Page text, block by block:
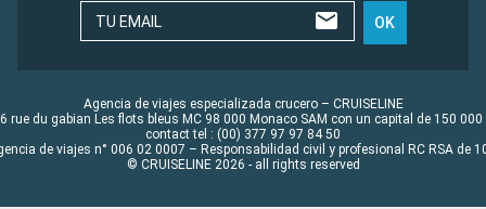
TU EMAIL OK
Agencia de viajes especializada crucero – CRUISELINE
rue du gabian Les flots bleus MC 98 000 Monaco SAM con un capital de 150 000
contact tel : (00) 377 97 97 84 50
de viajes n° 006 02 0007 – Responsabilidad civil y profesional RC RSA de
© CRUISELINE 2026 - all rights reserved